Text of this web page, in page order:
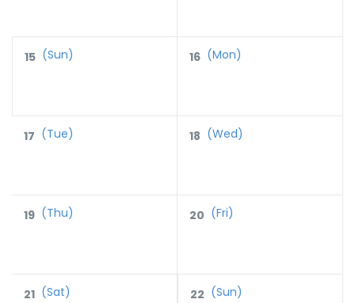
15 (Sun) 16 (Mon)
17 (Tue) 18 (Wed)
19 (Thu) 20 (Fri)
21 (Sat) 22 (Sun)